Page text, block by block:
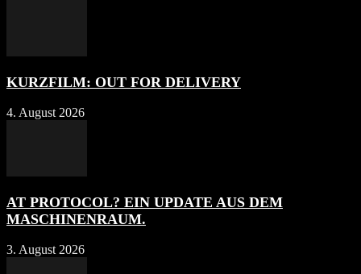
KURZFILM: OUT FOR DELIVERY
4. August 2026
AT PROTOCOL? EIN UPDATE AUS DEM
MASCHINENRAUM.
3. August 2026